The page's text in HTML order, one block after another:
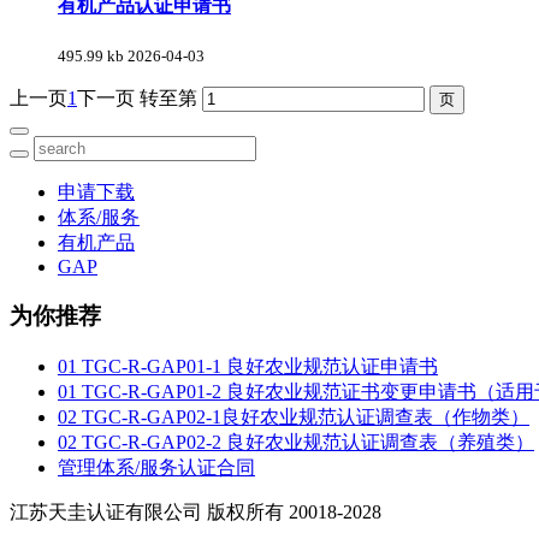
有机产品认证申请书
495.99 kb 2026-04-03
上一页1下一页 转至第
申请下载
体系/服务
有机产品
GAP
为你推荐
01 TGC-R-GAP01-1 良好农业规范认证申请书
01 TGC-R-GAP01-2 良好农业规范证书变更申请书（适用
02 TGC-R-GAP02-1良好农业规范认证调查表（作物类）
02 TGC-R-GAP02-2 良好农业规范认证调查表（养殖类）
管理体系/服务认证合同
江苏天圭认证有限公司 版权所有 20018-2028